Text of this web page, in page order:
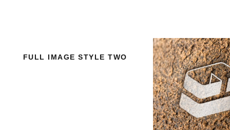
FULL IMAGE STYLE TWO